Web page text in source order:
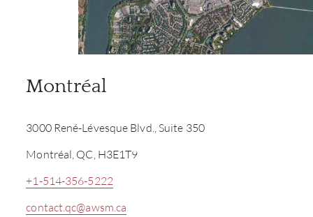
Montréal
3000 René-Lévesque Blvd., Suite 350
Montréal, QC, H3E1T9
+1-514-356-5222
contact.qc@awsm.ca